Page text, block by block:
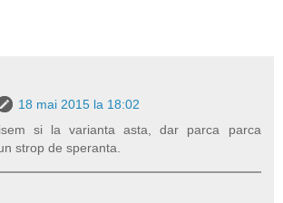
18 mai 2015 la 18:02
si la varianta asta, dar parca parca
strop de speranta.